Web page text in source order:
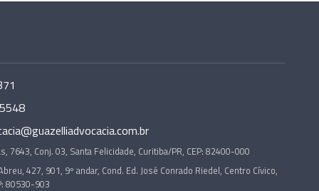
7643, Conj. 03, Santa Felicidade, Curitiba/PR, CEP: 82400-000
427, 901, 9º andar, Cond. Ed. José Conrado Riedel, Centro Cívico,
80530-903